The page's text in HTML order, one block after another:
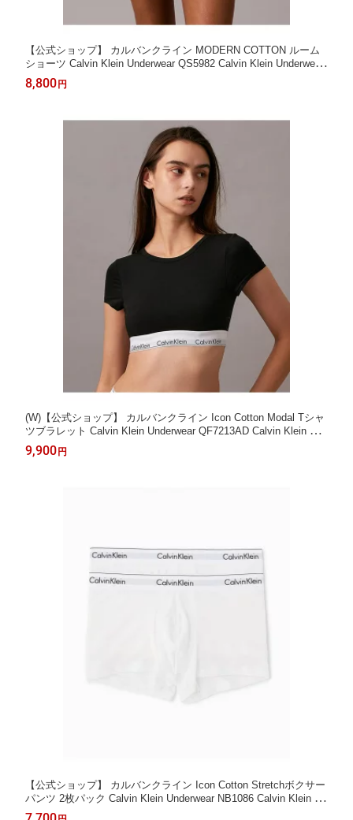
【公式ショップ】 カルバンクライン MODERN COTTON ルーム
ショーツ Calvin Klein Underwear QS5982 Calvin Klein Underwear
カルバン・クライン インナー・ルームウェア パジャマ グレー ブ
ラック【送料無料】[Rakuten Fashion]
8,800 円
(W)【公式ショップ】 カルバンクライン Icon Cotton Modal Tシャ
ツブラレット Calvin Klein Underwear QF7213AD Calvin Klein Und
erwear カルバン・クライン インナー・ルームウェア ブラジャー
ブラック ホワイト グレー【送料無料】[Rakuten Fashion]
9,900 円
【公式ショップ】 カルバンクライン Icon Cotton Stretchボクサー
パンツ 2枚パック Calvin Klein Underwear NB1086 Calvin Klein Un
derwear カルバン・クライン インナー・ルームウェア ボクサーパ